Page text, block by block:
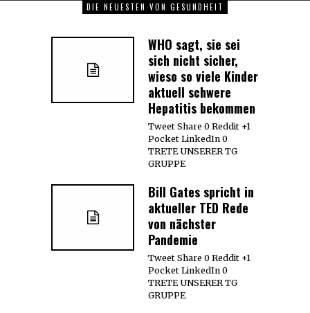
DIE NEUESTEN VON GESUNDHEIT
WHO sagt, sie sei
sich nicht sicher,
wieso so viele Kinder
aktuell schwere
Hepatitis bekommen
Tweet Share 0 Reddit +1
Pocket LinkedIn 0
TRETE UNSERER TG
GRUPPE
Bill Gates spricht in
aktueller TED Rede
von nächster
Pandemie
Tweet Share 0 Reddit +1
Pocket LinkedIn 0
TRETE UNSERER TG
GRUPPE